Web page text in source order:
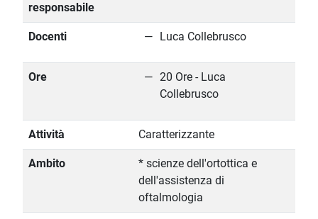
responsabile
Docenti Luca Collebrusco
Ore
20 Ore - Luca
Collebrusco
Attività Caratterizzante
Ambito
* scienze dell'ortottica e
dell'assistenza di
oftalmologia